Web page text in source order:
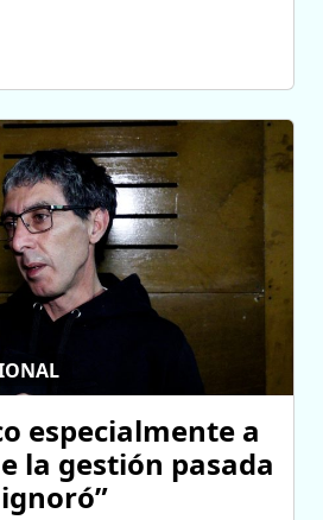
especialmente a
la gestión pasada